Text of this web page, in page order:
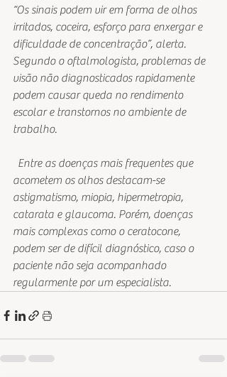
“Os sinais podem vir em forma de olhos
irritados, coceira, esforço para enxergar e
dificuldade de concentração”, alerta.
Segundo o oftalmologista, problemas de
visão não diagnosticados rapidamente
podem causar queda no rendimento
escolar e transtornos no ambiente de
trabalho.
Entre as doenças mais frequentes que
acometem os olhos destacam-se
astigmatismo, miopia, hipermetropia,
catarata e glaucoma. Porém, doenças
mais complexas como o ceratocone,
podem ser de difícil diagnóstico, caso o
paciente não seja acompanhado
regularmente por um especialista.